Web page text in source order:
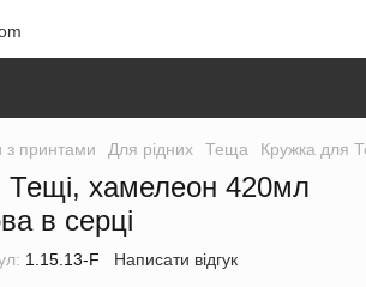
з принтами Для рідних Теща Кружка для
Тещі, хамелеон 420мл
в серці
1.15.13-F Написати відгук